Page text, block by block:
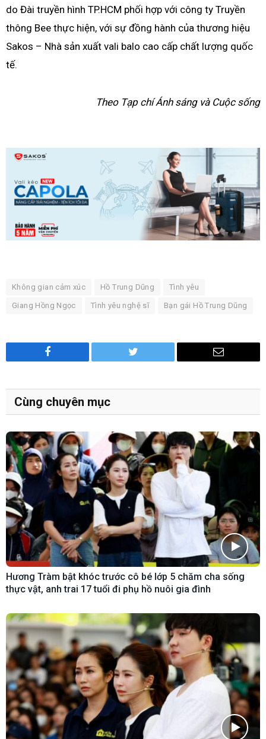
do Đài truyền hình TP.HCM phối hợp với công ty Truyền
thông Bee thực hiện, với sự đồng hành của thương hiệu
Sakos – Nhà sản xuất vali balo cao cấp chất lượng quốc
tế.
Theo Tạp chí Ánh sáng và Cuộc sống
Không gian cảm xúc Hồ Trung Dũng Tình yêu
Giang Hồng Ngọc Tình yêu nghệ sĩ Bạn gái Hồ Trung Dũng
Facebook Twitter Email
Cùng chuyên mục
Hương Tràm bật khóc trước cô bé lớp 5 chăm cha sống
thực vật, anh trai 17 tuổi đi phụ hồ nuôi gia đình